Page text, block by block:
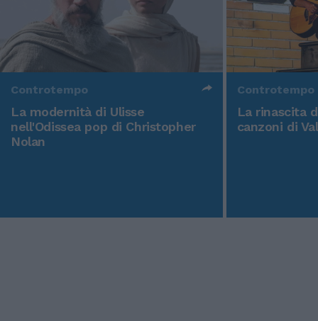
Controtempo
La modernità di Ulisse
nell'Odissea pop di Christopher
Nolan
Controtempo
La rinascita
canzoni di